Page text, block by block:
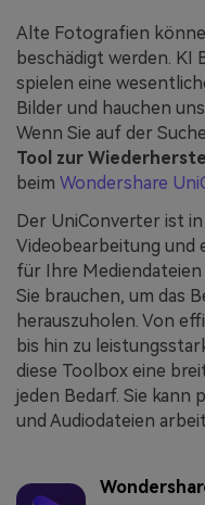
Alte Fotografien
beschädigt werden.
spielen eine
Bilder und hauchen
Wenn Sie auf der
Tool zur
beim Wondershare
Der UniConverter ist
Videobearbeitung und
für Ihre
Sie brauchen, um das
herauszuholen. Von
bis hin zu
diese Toolbox eine
jeden Bedarf. Sie kann
und Audiodateien